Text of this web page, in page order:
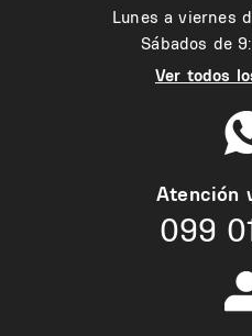
Lunes a viernes
Sábados de
Ver todos
Atención
099